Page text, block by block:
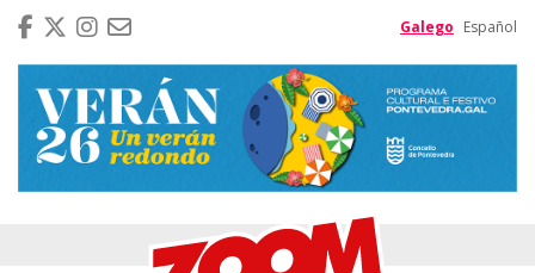
Galego Español